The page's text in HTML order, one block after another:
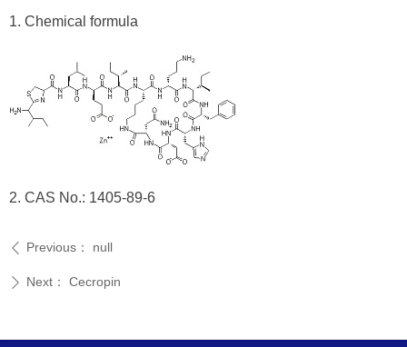
1. Chemical formula
2. CAS No.: 1405-89-6
ꄴ Previous： null
ꄲ Next： Cecropin